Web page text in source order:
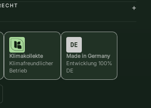
+
Klimakollekte
Klimafreundlicher
Betrieb
Made in Germany
Entwicklung 100%
DE